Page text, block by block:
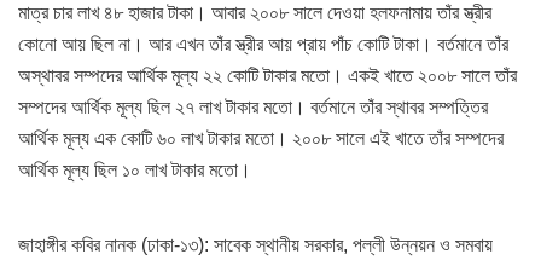
মাত্র চার লাখ ৪৮ হাজার টাকা। আবার ২০০৮ সালে দেওয়া হলফনামায় তাঁর স্ত্রীর
কোনো আয় ছিল না। আর এখন তাঁর স্ত্রীর আয় প্রায় পাঁচ কোটি টাকা। বর্তমানে তাঁর
অস্থাবর সম্পদের আর্থিক মূল্য ২২ কোটি টাকার মতো। একই খাতে ২০০৮ সালে তাঁর
সম্পদের আর্থিক মূল্য ছিল ২৭ লাখ টাকার মতো। বর্তমানে তাঁর স্থাবর সম্পত্তির
আর্থিক মূল্য এক কোটি ৬০ লাখ টাকার মতো। ২০০৮ সালে এই খাতে তাঁর সম্পদের
আর্থিক মূল্য ছিল ১০ লাখ টাকার মতো।
জাহাঙ্গীর কবির নানক (ঢাকা-১৩): সাবেক স্থানীয় সরকার, পল্লী উন্নয়ন ও সমবায়